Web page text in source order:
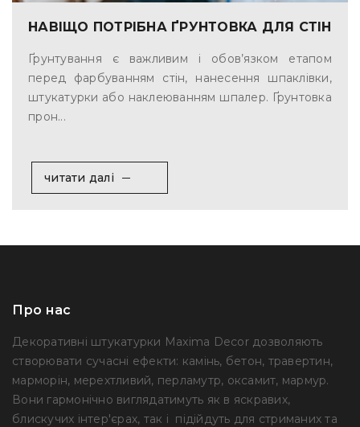
НАВІЩО ПОТРІБНА ҐРУНТОВКА ДЛЯ СТІН
Ґрунтування є важливим і обов’язком етапом
перед фарбуванням стін, нанесення шпаклівки,
штукатурки або наклеюванням шпалер. Ґрунтовка
прон...
читати далі
Про нас
Декоративні штукатурки Maxima Decor дозволяють
створювати сучасні ефекти: камінь, бетон, травертин,
марморін, мерехтливий, перламутр, оксамит, мармур.
Вони гармонічно виглядатимуть як в яскравих,
блискучих інтер'єрах, так і підійдуть для стриманих та